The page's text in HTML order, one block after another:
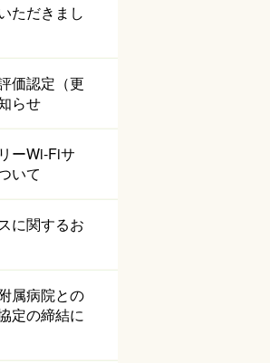
ただきまし
価認定（更
らせ
ーWi-Fiサ
いて
に関するお
属病院との
定の締結に